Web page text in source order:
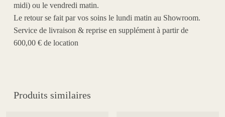
midi) ou le vendredi matin.
Le retour se fait par vos soins le lundi matin au Showroom.
Service de livraison & reprise en supplément à partir de
600,00 € de location
Produits similaires